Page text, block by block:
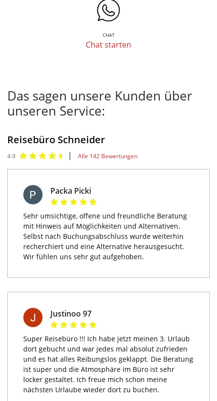
CHAT
Chat starten
Das sagen unsere Kunden über
unseren Service:
Reisebüro Schneider
4.9 | Alle 142 Bewertungen
Packa Picki
Sehr umsichtige, offene und freundliche Beratung
mit Hinweis auf Möglichkeiten und Alternativen.
Selbst nach Buchungsabschluss wurde weiterhin
recherchiert und eine Alternative herausgesucht.
Wir fühlen uns sehr gut aufgehoben.
Justinoo 97
Super Reisebüro !!! Ich habe jetzt meinen 3. Urlaub
dort gebucht und war jedes mal absolut zufrieden
und es hat alles Reibungslos geklappt. Die Beratung
ist super und die Atmosphäre im Büro ist sehr
locker gestaltet. Ich freue mich schon meine
nächsten Urlaube wieder dort zu buchen.